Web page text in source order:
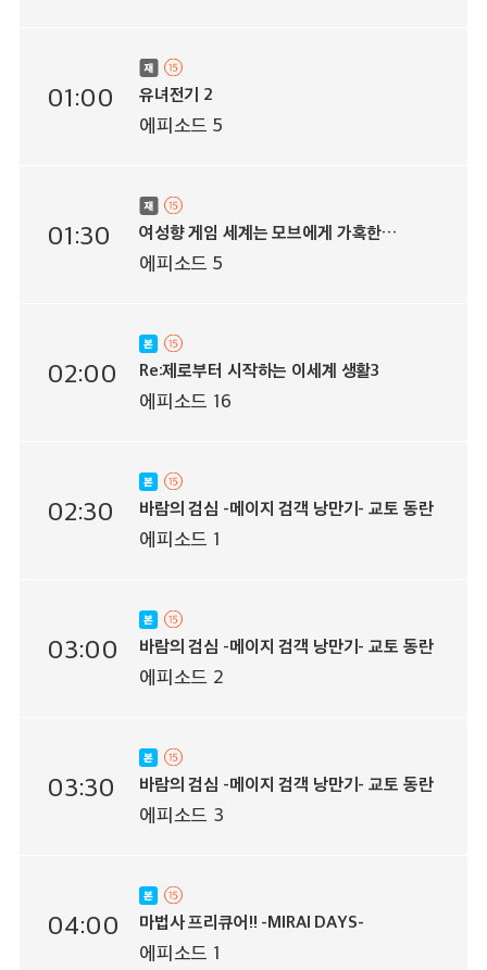
01:00 유녀전기 2
에피소드 5
01:30
여성향 게임 세계는 모브에게 가혹한
세계입니다2
에피소드 5
02:00 Re:제로부터 시작하는 이세계 생활3
에피소드 16
02:30 바람의 검심 -메이지 검객 낭만기- 교토 동란
에피소드 1
03:00 바람의 검심 -메이지 검객 낭만기- 교토 동란
에피소드 2
03:30 바람의 검심 -메이지 검객 낭만기- 교토 동란
에피소드 3
04:00 마법사 프리큐어!! -MIRAI DAYS-
에피소드 1